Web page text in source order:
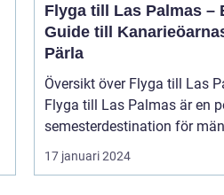
Flyga till Las Palmas –
Guide till
Pärla
Översikt över Flyga till Las
Flyga till Las Palmas är en
semesterdestination för
17 januari 2024